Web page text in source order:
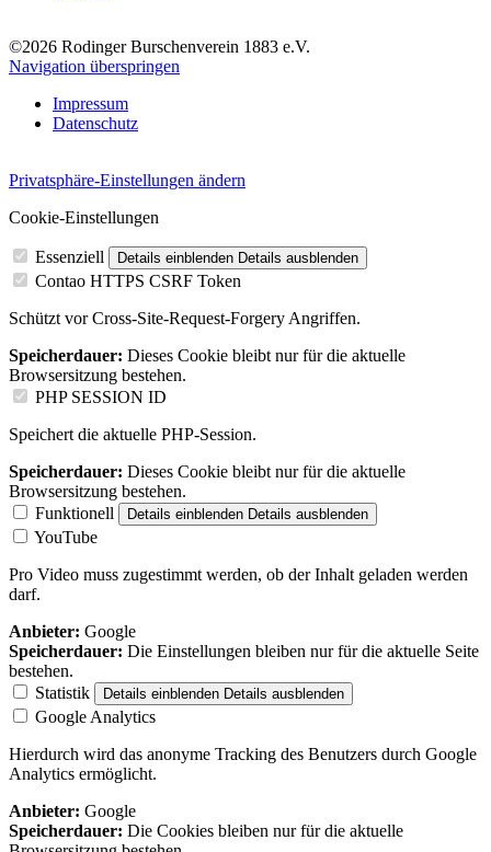
©2026 Rodinger Burschenverein 1883 e.V.
Navigation überspringen
Impressum
Datenschutz
Privatsphäre-Einstellungen ändern
Cookie-Einstellungen
Essenziell Details einblenden Details ausblenden
Contao HTTPS CSRF Token
Schützt vor Cross-Site-Request-Forgery Angriffen.
Speicherdauer: Dieses Cookie bleibt nur für die aktuelle
Browsersitzung bestehen.
PHP SESSION ID
Speichert die aktuelle PHP-Session.
Speicherdauer: Dieses Cookie bleibt nur für die aktuelle
Browsersitzung bestehen.
Funktionell
Details einblenden Details ausblenden
YouTube
Pro Video muss zugestimmt werden, ob der Inhalt geladen werden
darf.
Anbieter: Google
Speicherdauer: Die Einstellungen bleiben nur für die aktuelle Seite
bestehen.
Statistik
Details einblenden Details ausblenden
Google Analytics
Hierdurch wird das anonyme Tracking des Benutzers durch Google
Analytics ermöglicht.
Anbieter: Google
Speicherdauer: Die Cookies bleiben nur für die aktuelle